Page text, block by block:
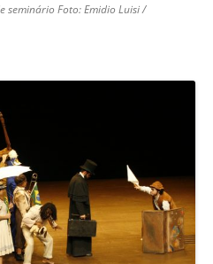
seminário Foto: Emidio Luisi /